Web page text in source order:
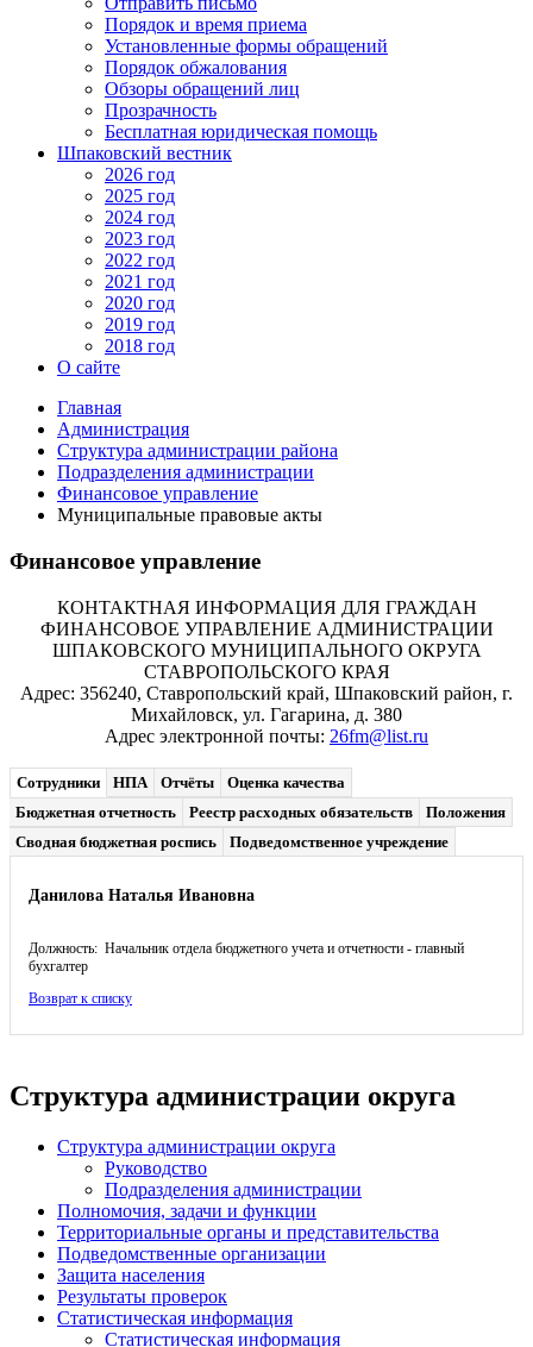
Порядок и время приема
Установленные формы обращений
Порядок обжалования
Обзоры обращений лиц
Прозрачность
Бесплатная юридическая помощь
Шпаковский вестник
2026 год
2025 год
2024 год
2023 год
2022 год
2021 год
2020 год
2019 год
2018 год
О сайте
Главная
Администрация
Структура администрации района
Подразделения администрации
Финансовое управление
Муниципальные правовые акты
Финансовое управление
КОНТАКТНАЯ ИНФОРМАЦИЯ ДЛЯ ГРАЖДАН
ФИНАНСОВОЕ УПРАВЛЕНИЕ АДМИНИСТРАЦИИ
ШПАКОВСКОГО МУНИЦИПАЛЬНОГО ОКРУГА
СТАВРОПОЛЬСКОГО КРАЯ
Адрес: 356240, Ставропольский край, Шпаковский район, г.
Михайловск, ул. Гагарина, д. 380
Адрес электронной почты: 26fm@list.ru
Сотрудники НПА Отчёты
Оценка качества
Бюджетная отчетность
Реестр расходных обязательств
Положения
Сводная бюджетная роспись
Подведомственное учреждение
Данилова Наталья Ивановна
Должность: Начальник отдела бюджетного учета и отчетности - главный
бухгалтер
Возврат к списку
Структура администрации округа
Структура администрации округа
Руководство
Подразделения администрации
Полномочия, задачи и функции
Территориальные органы и представительства
Подведомственные организации
Защита населения
Результаты проверок
Статистическая информация
Статистическая информация